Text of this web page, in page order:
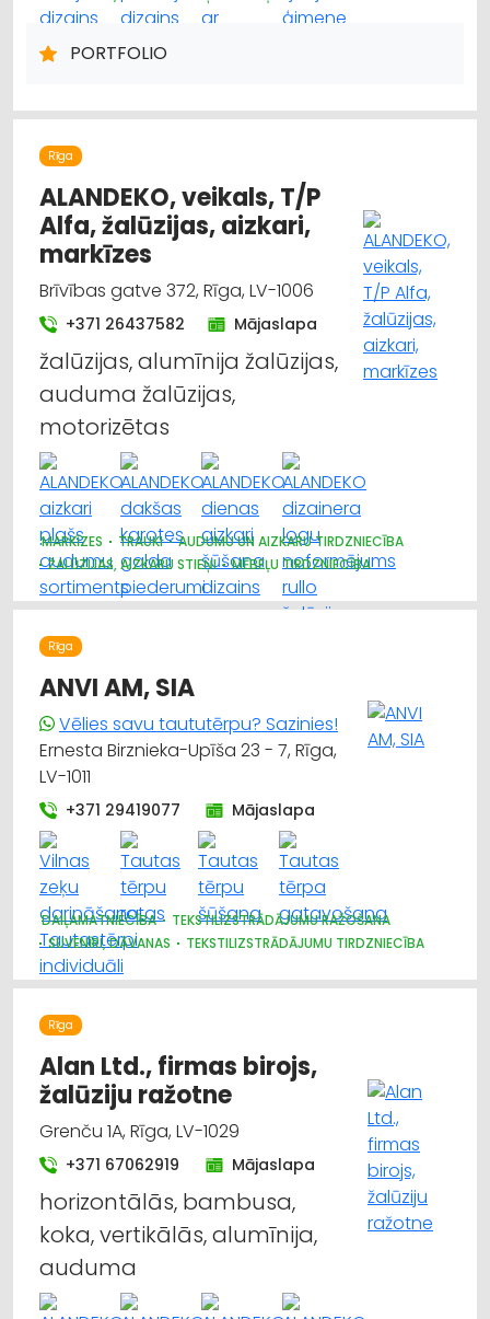
MARKĪZES
DIZAINS UN INTERJERS; PRIEKŠMETI UN PAKALPOJUMI
APGAISMES TEHNIKAS TIRDZNIECĪBA
PORTFOLIO
Rīga
ALANDEKO, veikals, T/P
Alfa, žalūzijas, aizkari,
markīzes
Brīvības gatve 372, Rīga, LV-1006
+371 26437582 Mājaslapa
žalūzijas, alumīnija žalūzijas,
auduma žalūzijas,
motorizētas
MARKĪZES TRAUKI
AUDUMU UN AIZKARU TIRDZNIECĪBA
ŽALŪZIJAS, AIZKARU STIEŅI
MĒBEĻU TIRDZNIECĪBA
DIZAINS UN INTERJERS; PRIEKŠMETI UN PAKALPOJUMI
APGAISMES TEHNIKAS TIRDZNIECĪBA
SUVENĪRI, DĀVANAS
Rīga
ANVI AM, SIA
Vēlies savu taututērpu? Sazinies!
Ernesta Birznieka-Upīša 23 - 7, Rīga,
LV-1011
+371 29419077 Mājaslapa
DAIĻAMATNIECĪBA
TEKSTILIZSTRĀDĀJUMU RAŽOŠANA
SUVENĪRI, DĀVANAS
TEKSTILIZSTRĀDĀJUMU TIRDZNIECĪBA
Rīga
Alan Ltd., firmas birojs,
žalūziju ražotne
Grenču 1A, Rīga, LV-1029
+371 67062919 Mājaslapa
horizontālās, bambusa,
koka, vertikālās, alumīnija,
auduma